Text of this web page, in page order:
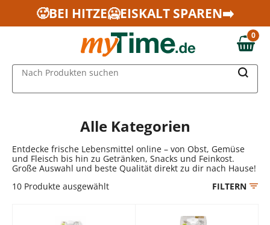
Zum Hauptinhalt springen
Zur Navigation springen
Zur Suche springen
🥵BEI HITZE🥶EISKALT SPAREN➡️
0,00 €
0
Nach Produkten suchen
Alle Kategorien
Entdecke frische Lebensmittel online – von Obst, Gemüse
und Fleisch bis hin zu Getränken, Snacks und Feinkost.
Große Auswahl und beste Qualität direkt zu dir nach Hause!
10 Produkte ausgewählt FILTERN